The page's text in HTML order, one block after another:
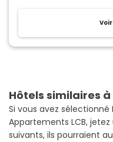
Hôtels similaires
Si vous avez sélectionné
Appartements LCB,
suivants, ils pourraient